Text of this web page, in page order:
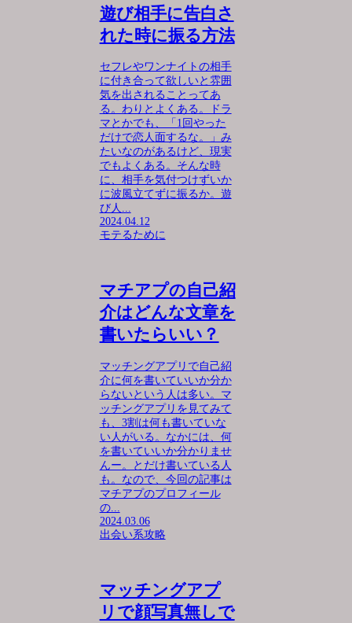
遊び相手に告白さ
れた時に振る方法
セフレやワンナイトの相手
に付き合って欲しいと雰囲
気を出されることってあ
る。わりとよくある。ドラ
マとかでも、「1回やった
だけで恋人面するな。」み
たいなのがあるけど、現実
でもよくある。そんな時
に、相手を気付つけずいか
に波風立てずに振るか。遊
び人...
2024.04.12
モテるために
マチアプの自己紹
介はどんな文章を
書いたらいい？
マッチングアプリで自己紹
介に何を書いていいか分か
らないという人は多い。マ
ッチングアプリを見てみて
も、3割は何も書いていな
い人がいる。なかには、何
を書いていいか分かりませ
んー。とだけ書いている人
も。なので、今回の記事は
マチアプのプロフィール
の...
2024.03.06
出会い系攻略
マッチングアプ
リで顔写真無しで